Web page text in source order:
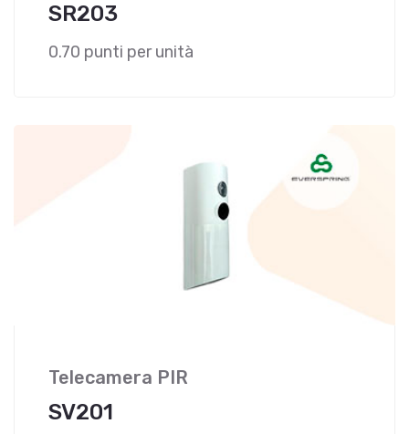
SR203
0.70 punti per unità
Telecamera PIR
SV201